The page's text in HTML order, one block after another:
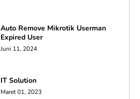
Auto Remove Mikrotik Userman
Expired User
Juni 11, 2024
IT Solution
Maret 01, 2023